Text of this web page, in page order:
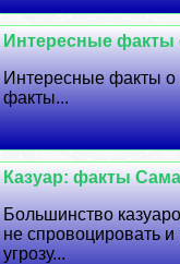
Интересные факты
Интересные факты
факты...
Казуар: факты
Большинство
не спровоцировать и
угрозу...